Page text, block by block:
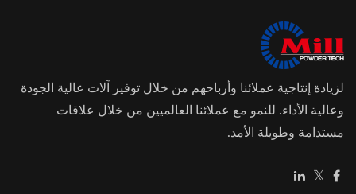
لزيادة إنتاجية عملائنا وأرباحهم من خلال توفير آلات عالية الجودة
وعالية الأداء. للنمو مع عملائنا العالميين من خلال علاقات
مستدامة وطويلة الأمد.